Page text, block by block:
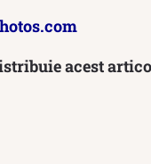
acest